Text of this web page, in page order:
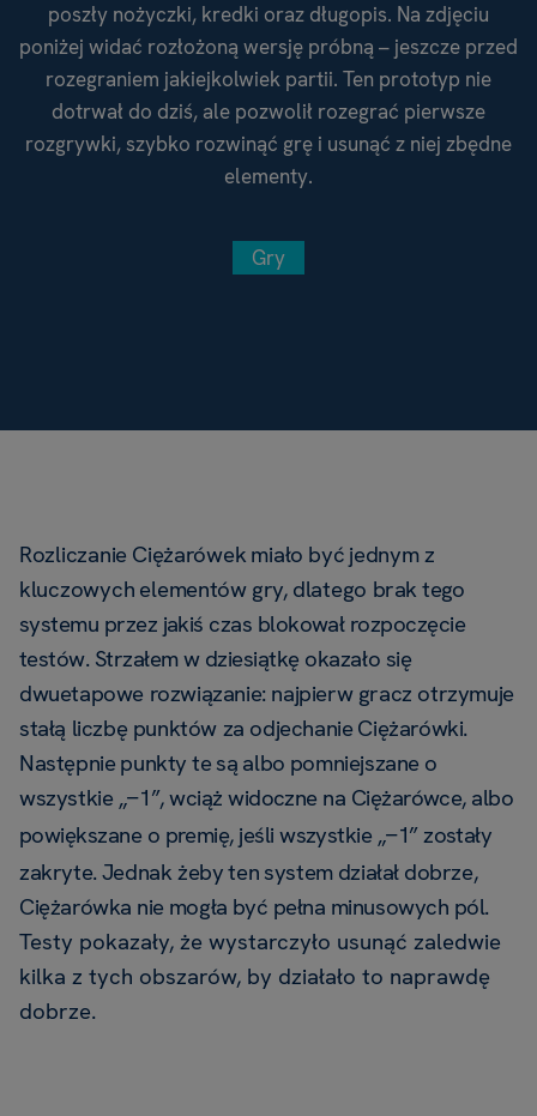
poszły nożyczki, kredki oraz długopis. Na zdjęciu
poniżej widać rozłożoną wersję próbną – jeszcze przed
rozegraniem jakiejkolwiek partii. Ten prototyp nie
dotrwał do dziś, ale pozwolił rozegrać pierwsze
rozgrywki, szybko rozwinąć grę i usunąć z niej zbędne
elementy.
Gry
Rozliczanie Ciężarówek miało być jednymz
kluczowych elementów gry, dlatego brak tego
systemu przez jakiś czas blokował rozpoczęcie
testów. Strzałem w dziesiątkę okazało się
dwuetapowe rozwiązanie: najpierw gracz otrzymuje
stałą liczbę punktów za odjechanie Ciężarówki.
Następnie punkty te są albo pomniejszane o
wszystkie „−1”,wciąż widoczne na Ciężarówce, albo
powiększane o premię, jeśli wszystkie „−1” zostały
zakryte. Jednak żebyten system działał dobrze,
Ciężarówka nie mogła być pełna minusowych pól.
Testy pokazały, że wystarczyło usunąć zaledwie
kilka z tych obszarów, by działało to naprawdę
dobrze.